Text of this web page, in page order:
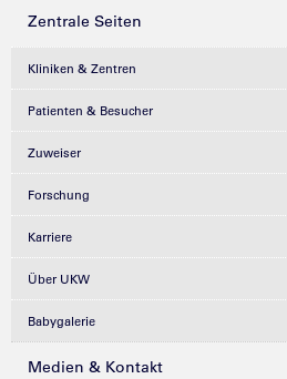
Zentrale Seiten
Kliniken & Zentren
Patienten & Besucher
Zuweiser
Forschung
Karriere
Über UKW
Babygalerie
Medien & Kontakt